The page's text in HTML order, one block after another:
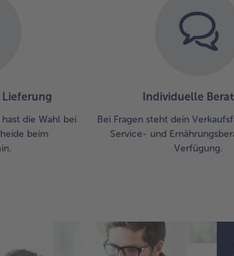
Lieferung
die Wahl bei
beim
Individuelle
Bei Fragen steht dein
Service- und
Verfügung.